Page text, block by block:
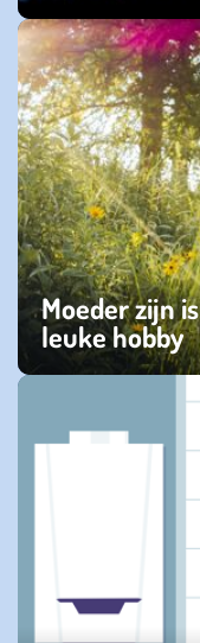
vrijdag 19 juni 2026
Moeder zijn
leuke hobby
zondag 15 maart